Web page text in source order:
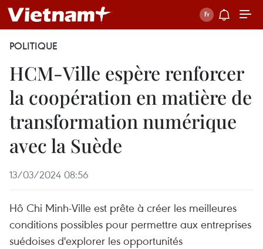
POLITIQUE
HCM-Ville espère renforcer
la coopération en matière de
transformation numérique
avec la Suède
13/03/2024 08:56
Hô Chi Minh-Ville est prête à créer les meilleures
conditions possibles pour permettre aux entreprises
suédoises d'explorer les opportunités